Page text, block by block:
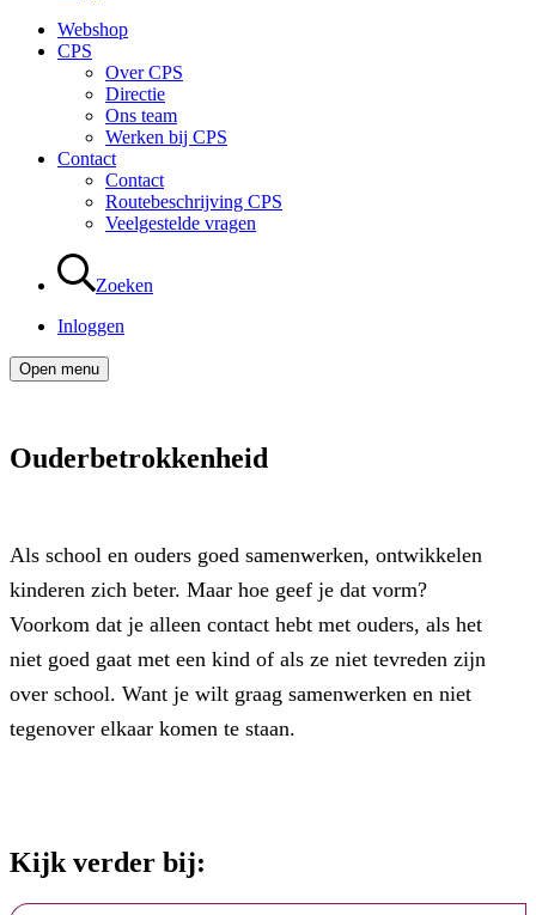
Webshop
CPS
Over CPS
Directie
Ons team
Werken bij CPS
Contact
Contact
Routebeschrijving CPS
Veelgestelde vragen
Zoeken
Inloggen
Open menu
Ouderbetrokkenheid
Als school en ouders goed samenwerken, ontwikkelen
kinderen zich beter. Maar hoe geef je dat vorm?
Voorkom dat je alleen contact hebt met ouders, als het
niet goed gaat met een kind of als ze niet tevreden zijn
over school. Want je wilt graag samenwerken en niet
tegenover elkaar komen te staan.
Kijk verder bij: